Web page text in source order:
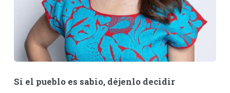
Si el pueblo es sabio, déjenlo decidir